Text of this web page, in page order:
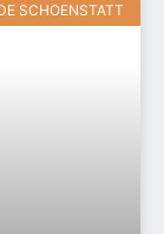
SCHOENSTATT